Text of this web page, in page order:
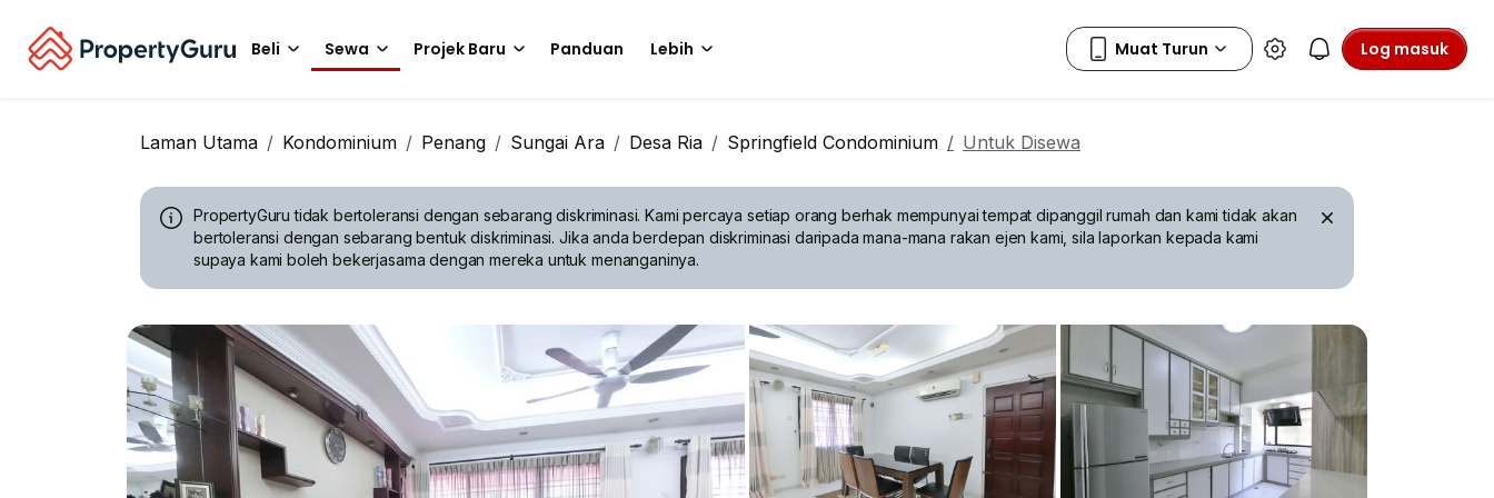
Beli Sewa Projek Baru Panduan Lebih Log masuk
Laman Utama Kondominium Penang Sungai Ara Desa Ria Springfield Condominium Untuk Disewa
PropertyGuru tidak bertoleransi dengan sebarang diskriminasi.Kami percaya setiap orang berhak mempunyai tempat dipanggil rumah dan kami tidak akan
bertoleransi dengan sebarang bentuk diskriminasi. Jika anda berdepan diskriminasi daripada mana-mana rakan ejen kami, sila laporkan kepada kami
supaya kami boleh bekerjasama dengan mereka untuk menanganinya.